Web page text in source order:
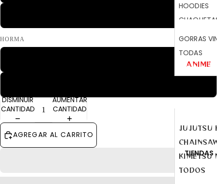
HOODIES
GORRAS
TODAS
ANIME
JUJUTSU
KIMETSU
TODOS
TIENDAS
HORMA
DISMINUIR
CANTIDAD
AUMENTAR
CANTIDAD
AGREGAR AL CARRITO